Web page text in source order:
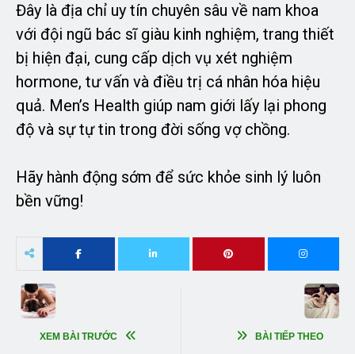
Đây là địa chỉ uy tín chuyên sâu về nam khoa
với đội ngũ bác sĩ giàu kinh nghiệm, trang thiết
bị hiện đại, cung cấp dịch vụ xét nghiệm
hormone, tư vấn và điều trị cá nhân hóa hiệu
quả. Men’s Health giúp nam giới lấy lại phong
độ và sự tự tin trong đời sống vợ chồng.
Hãy hành động sớm để sức khỏe sinh lý luôn
bền vững!
XEM BÀI TRƯỚC BÀI TIẾP THEO